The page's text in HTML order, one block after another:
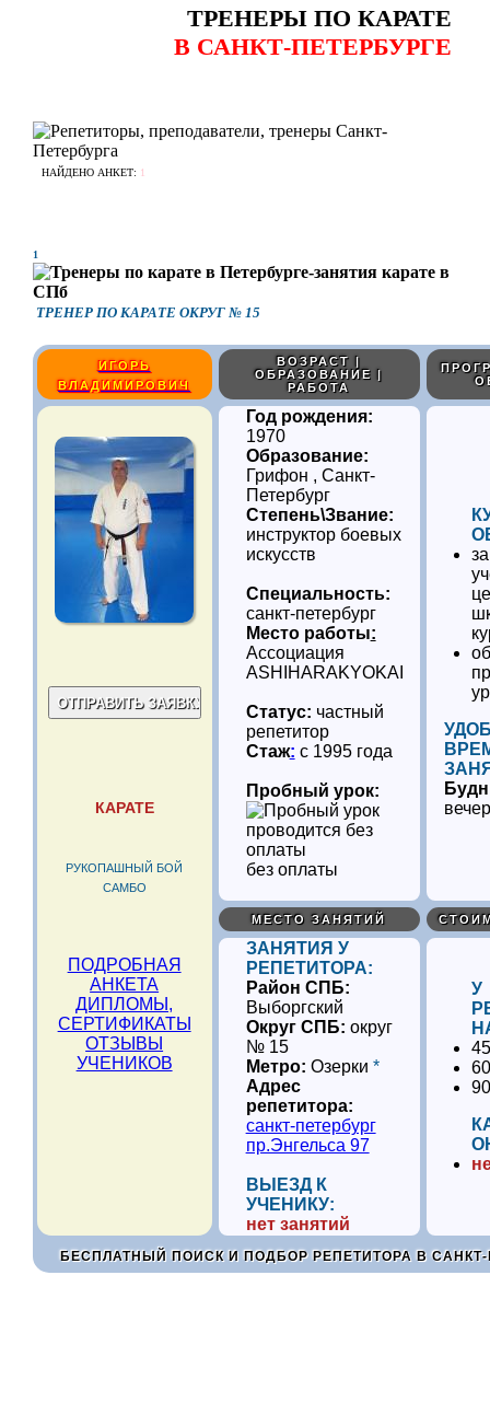
ТРЕНЕРЫ ПО КАРАТЕ
В САНКТ-ПЕТЕРБУРГЕ
НАЙДЕНО АНКЕТ: 1
1
ТРЕНЕР ПО КАРАТЕ ОКРУГ № 15
ИГОРЬ
ВЛАДИМИРОВИЧ
ВОЗРАСТ |
ОБРАЗОВАНИЕ |
РАБОТА
КАРАТЕ
РУКОПАШНЫЙ БОЙ
САМБО
ПОДРОБНАЯ
АНКЕТА
ДИПЛОМЫ,
СЕРТИФИКАТЫ
ОТЗЫВЫ
УЧЕНИКОВ
Год рождения:
1970
Образование:
Грифон , Санкт-
Петербург
Степень\Звание:
инструктор боевых
искусств
Специальность:
санкт-петербург
Место работы:
Ассоциация
ASHIHARAKYOKAI
Статус: частный
репетитор
Стаж: с 1995 года
Пробный урок:
без оплаты
вечер
МЕСТО ЗАНЯТИЙ
ЗАНЯТИЯ У
РЕПЕТИТОРА:
Район СПБ:
Выборгский
Округ СПБ: округ
№ 15
Метро: Озерки *
Адрес
репетитора:
санкт-петербург
пр.Энгельса 97
ВЫЕЗД К
УЧЕНИКУ:
нет занятий
У
БЕСПЛАТНЫЙ ПОИСК И ПОДБОР РЕПЕТИТОРА В САНКТ-